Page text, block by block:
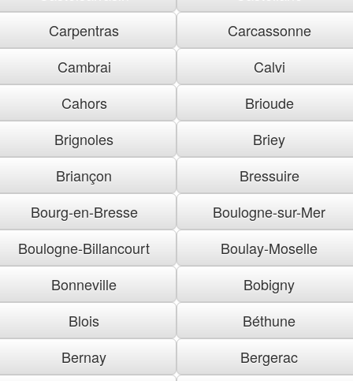
Carpentras
Carcassonne
Cambrai
Calvi
Cahors
Brioude
Brignoles
Briey
Briançon
Bressuire
Bourg-en-Bresse
Boulogne-sur-Mer
Boulogne-Billancourt
Boulay-Moselle
Bonneville
Bobigny
Blois
Béthune
Bernay
Bergerac